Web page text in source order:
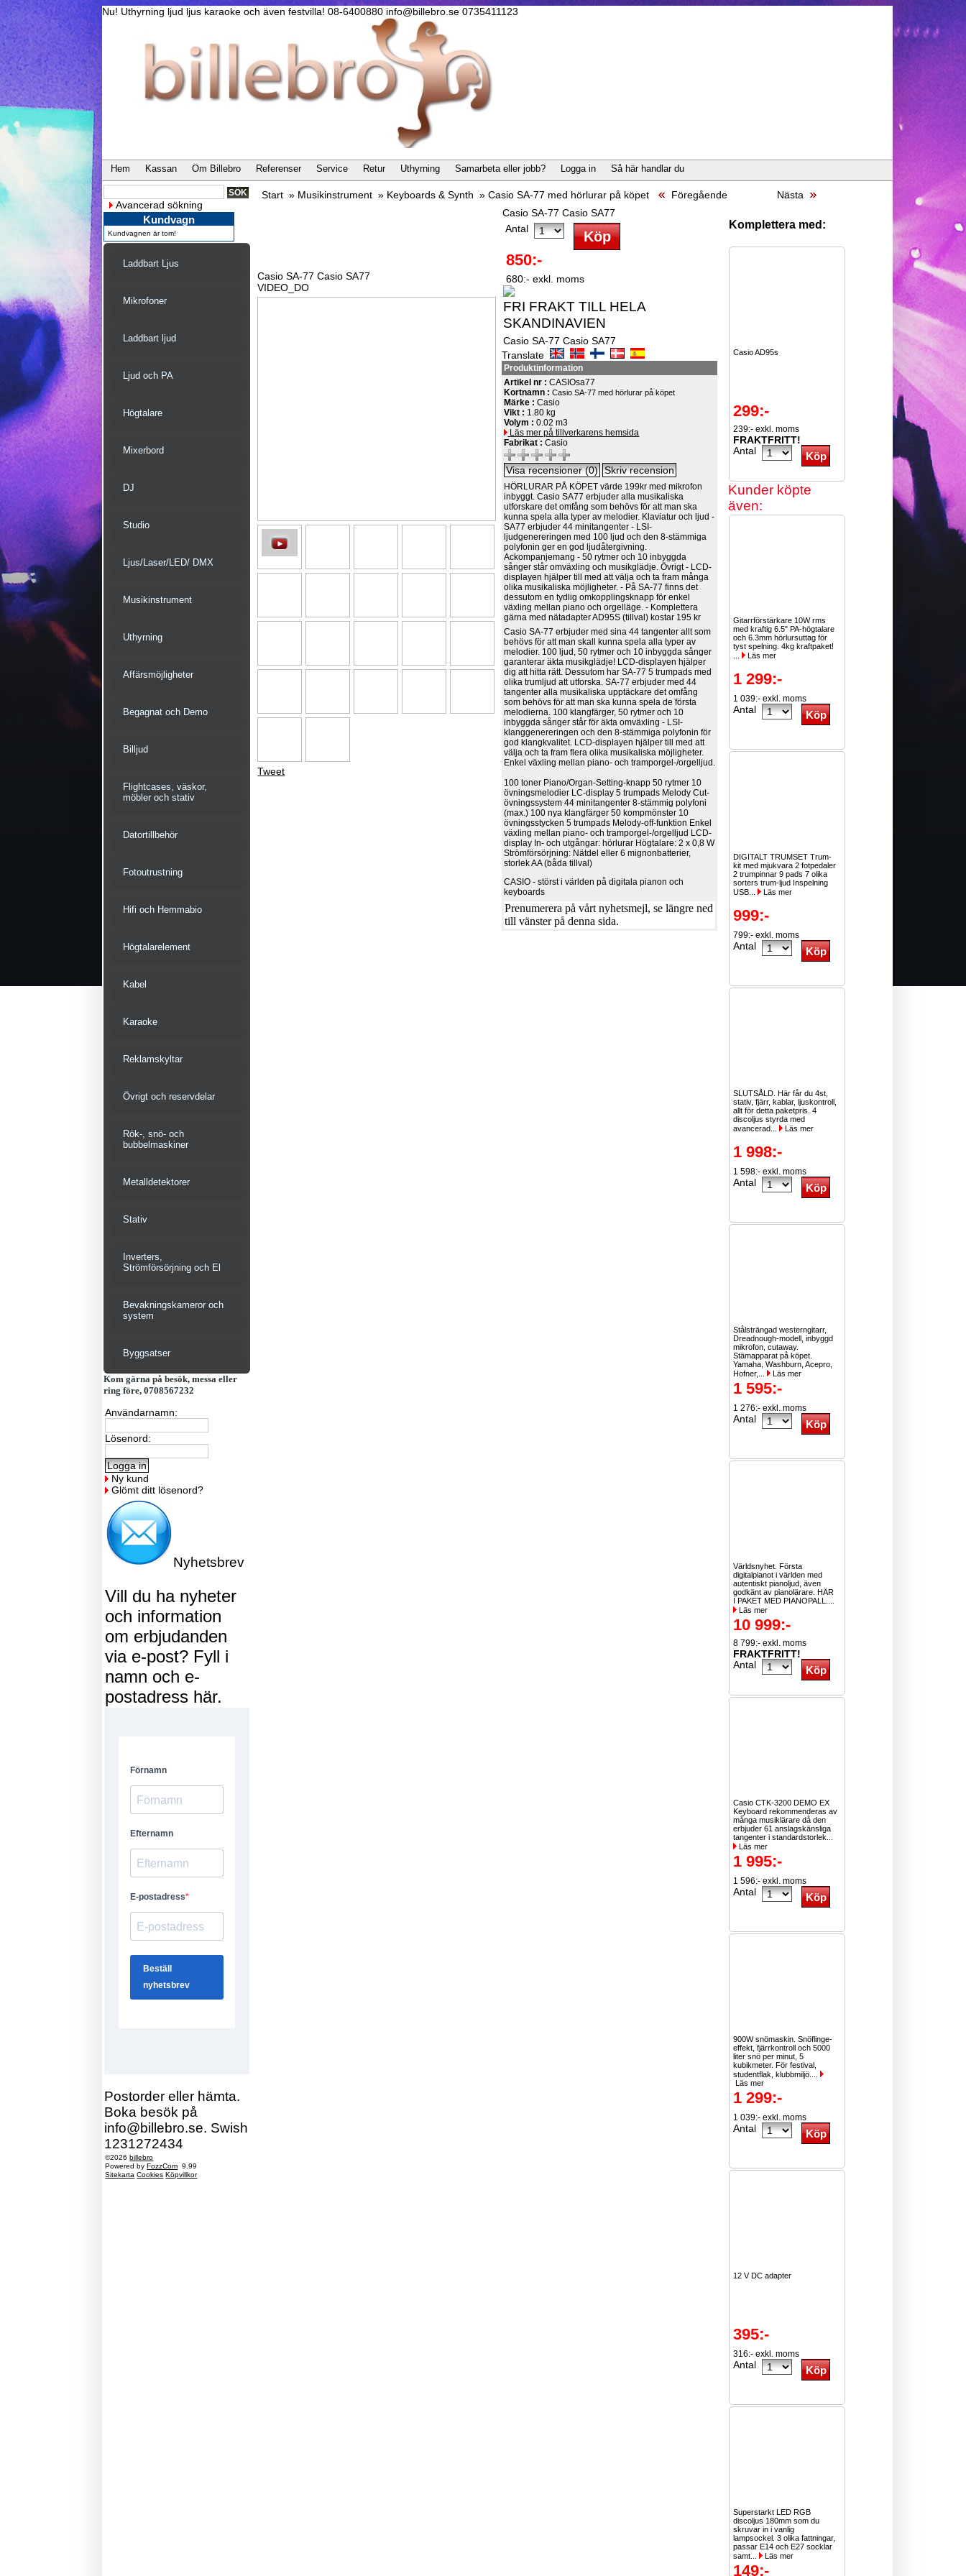
Nu! Uthyrning ljud ljus karaoke och även festvilla! 08-6400880 info@billebro.se 0735411123
Hem Kassan Om Billebro Referenser Service Retur Uthyrning Samarbeta eller jobb? Logga in Så här handlar du
Avancerad sökning
Kundvagn
Kundvagnen är tom!
Laddbart Ljus
Mikrofoner
Laddbart ljud
Ljud och PA
Högtalare
Mixerbord
DJ
Studio
Ljus/Laser/LED/ DMX
Musikinstrument
Uthyrning
Affärsmöjligheter
Begagnat och Demo
Billjud
Flightcases, väskor,
möbler och stativ
Datortillbehör
Fotoutrustning
Hifi och Hemmabio
Högtalarelement
Kabel
Karaoke
Reklamskyltar
Övrigt och reservdelar
Rök-, snö- och
bubbelmaskiner
Metalldetektorer
Stativ
Inverters,
Strömförsörjning och El
Bevakningskameror och
system
Byggsatser
Kom gärna på besök, messa eller
ring före, 0708567232
Användarnamn:
Lösenord:
Ny kund
Glömt ditt lösenord?
Nyhetsbrev
Vill du ha nyheter
och information
om erbjudanden
via e-post? Fyll i
namn och e-
postadress här.
Postorder eller hämta.
Boka besök på
info@billebro.se. Swish
1231272434
©2026billebro
Powered byFozzCom 9.99
Sitekarta Cookies Köpvillkor
Start » Musikinstrument » Keyboards & Synth »Casio SA-77 med hörlurar på köpet Föregående Nästa
Casio SA-77 Casio SA77
VIDEO_DO
Tweet
Casio SA-77 Casio SA77
Antal
850:-
680:- exkl. moms
FRI FRAKT TILL HELA
SKANDINAVIEN
Casio SA-77 Casio SA77
Translate
Produktinformation
Artikel nr :CASIOsa77
Kortnamn :Casio SA-77 med hörlurar på köpet
Märke :Casio
Vikt : 1.80 kg
Volym :0.02 m3
Läs mer på tillverkarens hemsida
Fabrikat :Casio
HÖRLURAR PÅ KÖPET värde 199kr med mikrofon
inbyggt. Casio SA77 erbjuder alla musikaliska
utforskare det omfång som behövs för att man ska
kunna spela alla typer av melodier. Klaviatur och ljud -
SA77 erbjuder 44 minitangenter - LSI-
ljudgenereringen med 100 ljud och den 8-stämmiga
polyfonin ger en god ljudåtergivning.
Ackompanjemang - 50 rytmer och 10 inbyggda
sånger står omväxling och musikglädje. Övrigt - LCD-
displayen hjälper till med att välja och ta fram många
olika musikaliska möjligheter. - På SA-77 finns det
dessutom en tydlig omkopplingsknapp för enkel
växling mellan piano och orgelläge. - Komplettera
gärna med nätadapter AD95S (tillval) kostar 195 kr
Casio SA-77 erbjuder med sina 44 tangenter allt som
behövs för att man skall kunna spela alla typer av
melodier. 100 ljud, 50 rytmer och 10 inbyggda sånger
garanterar äkta musikglädje! LCD-displayen hjälper
dig att hitta rätt. Dessutom har SA-77 5 trumpads med
olika trumljud att utforska. SA-77 erbjuder med 44
tangenter alla musikaliska upptäckare det omfång
som behövs för att man ska kunna spela de första
melodierna. 100 klangfärger, 50 rytmer och 10
inbyggda sånger står för äkta omväxling - LSI-
klanggenereringen och den 8-stämmiga polyfonin för
god klangkvalitet. LCD-displayen hjälper till med att
välja och ta fram flera olika musikaliska möjligheter.
Enkel växling mellan piano- och tramporgel-/orgelljud.
100 toner Piano/Organ-Setting-knapp 50 rytmer 10
övningsmelodier LC-display 5 trumpads Melody Cut-
övningssystem 44 minitangenter 8-stämmig polyfoni
(max.) 100 nya klangfärger 50 kompmönster 10
övningsstycken 5 trumpads Melody-off-funktion Enkel
växling mellan piano- och tramporgel-/orgelljud LCD-
display In- och utgångar: hörlurar Högtalare: 2 x 0,8 W
Strömförsörjning: Nätdel eller 6 mignonbatterier,
storlek AA (båda tillval)
CASIO - störst i världen på digitala pianon och
keyboards
Prenumerera på vårt nyhetsmejl, se längre ned
till vänster på denna sida.
Komplettera med:
Casio AD95s
299:-
239:- exkl. moms
FRAKTFRITT!
Antal
Kunder köpte
även:
Gitarrförstärkare 10W rms
med kraftig 6.5" PA-högtalare
och 6.3mm hörlursuttag för
tyst spelning. 4kg kraftpaket!
Läs mer
1 299:-
1 039:- exkl. moms
Antal
DIGITALT TRUMSET Trum-
kit med mjukvara 2 fotpedaler
2 trumpinnar 9 pads 7 olika
sorters trum-ljud Inspelning
USB...
Läs mer
999:-
799:- exkl. moms
Antal
SLUTSÅLD. Här får du 4st,
stativ, fjärr, kablar, ljuskontroll,
allt för detta paketpris. 4
discoljus styrda med
avancerad...
Läs mer
1 998:-
1 598:- exkl. moms
Antal
Stålsträngad westerngitarr,
Dreadnough-modell, inbyggd
mikrofon, cutaway.
Stämapparat på köpet.
Yamaha, Washburn, Acepro,
Hofner,...
Läs mer
1 595:-
1 276:- exkl. moms
Antal
Världsnyhet. Första
digitalpianot i världen med
autentiskt pianoljud, även
godkänt av pianolärare. HÄR
I PAKET MED PIANOPALL....
Läs mer
10 999:-
8 799:- exkl. moms
FRAKTFRITT!
Antal
Casio CTK-3200 DEMO EX
Keyboard rekommenderas av
många musiklärare då den
erbjuder 61 anslagskänsliga
tangenter i standardstorlek...
Läs mer
1 995:-
1 596:- exkl. moms
Antal
900W snömaskin. Snöflinge-
effekt, fjärrkontroll och 5000
liter snö per minut, 5
kubikmeter. För festival,
studentflak, klubbmiljö....
Läs mer
1 299:-
1 039:- exkl. moms
Antal
12 V DC adapter
395:-
316:- exkl. moms
Antal
Superstarkt LED RGB
discoljus 180mm som du
skruvar in i vanlig
lampsockel. 3 olika fattningar,
passar E14 och E27 socklar
samt...
Läs mer
149:-